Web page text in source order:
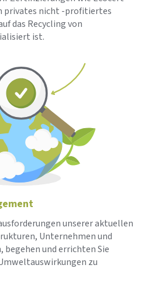
privates nicht -profitiertes
das Recycling von
ist.
unserer aktuellen
Unternehmen und
begehen und errichten Sie
zu